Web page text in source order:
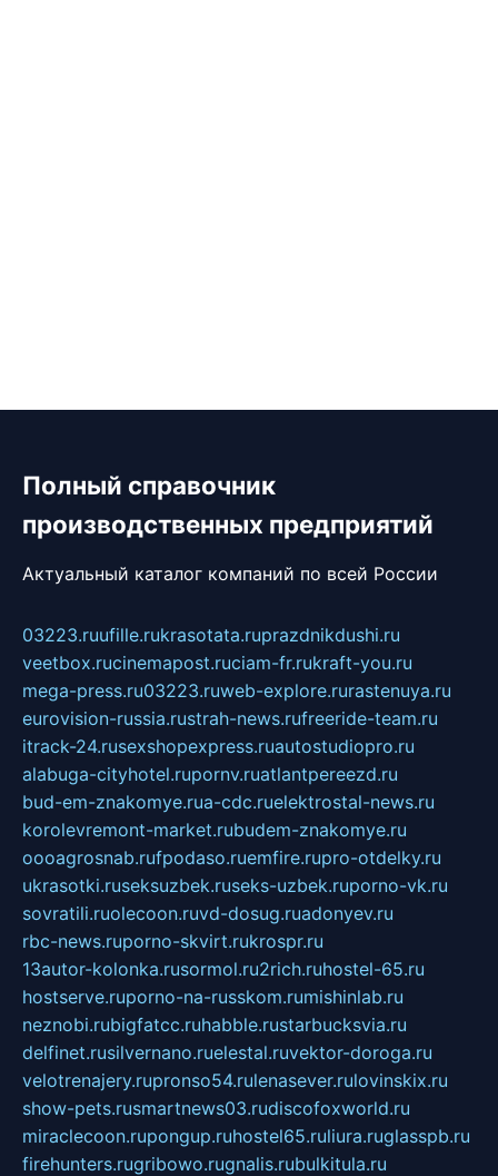
Полный справочник
производственных предприятий
Актуальный каталог компаний по всей России
03223.ruufille.rukrasotata.ruprazdnikdushi.ru
veetbox.rucinemapost.ruciam-fr.rukraft-you.ru
mega-press.ru03223.ruweb-explore.rurastenuya.ru
eurovision-russia.rustrah-news.rufreeride-team.ru
itrack-24.rusexshopexpress.ruautostudiopro.ru
alabuga-cityhotel.rupornv.ruatlantpereezd.ru
bud-em-znakomye.rua-cdc.ruelektrostal-news.ru
korolevremont-market.rubudem-znakomye.ru
oooagrosnab.rufpodaso.ruemfire.rupro-otdelky.ru
ukrasotki.ruseksuzbek.ruseks-uzbek.ruporno-vk.ru
sovratili.ruolecoon.ruvd-dosug.ruadonyev.ru
rbc-news.ruporno-skvirt.rukrospr.ru
13autor-kolonka.rusormol.ru2rich.ruhostel-65.ru
hostserve.ruporno-na-russkom.rumishinlab.ru
neznobi.rubigfatcc.ruhabble.rustarbucksvia.ru
delfinet.rusilvernano.ruelestal.ruvektor-doroga.ru
velotrenajery.rupronso54.rulenasever.rulovinskix.ru
show-pets.rusmartnews03.rudiscofoxworld.ru
miraclecoon.rupongup.ruhostel65.ruliura.ruglasspb.ru
firehunters.rugribowo.rugnalis.rubulkitula.ru